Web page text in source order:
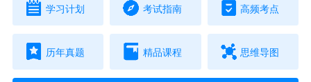
学习计划 考试指南 高频考点
历年真题 精品课程 思维导图